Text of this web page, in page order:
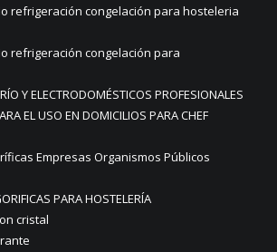
refrigeración congelación para hosteleria
refrigeración congelación para
Y ELECTRODOMÉSTICOS PROFESIONALES
EL USO EN DOMICILIOS PARA CHEF
Empresas Organismos Públicos
PARA HOSTELERÍA
cristal